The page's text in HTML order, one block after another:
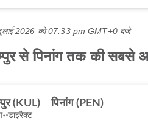
2026 को 07:33 pm GMT+0 बजे
से पिनांग तक की सबसे
(KUL) पिनांग (PEN)
डाइरैक्ट